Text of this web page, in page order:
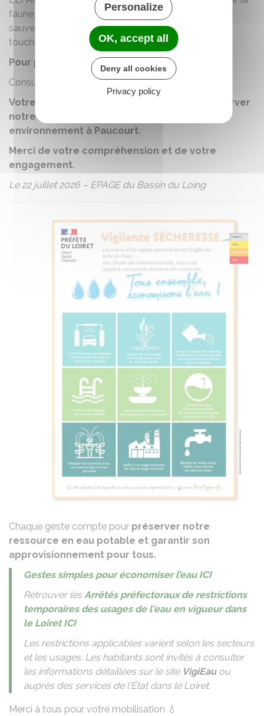
faune aquatique, notamment par des opérations de
sauvetage des poissons dans les secteurs les plus
touchés, dont le Puiseaux.
Pour plus d’informations
Consultez le site :
www.epageloing.fr
Votre mobilisation est essentielle pour préserver
notre ressource en eau et protéger notre
environnement à Paucourt.
Merci de votre compréhension et de votre
engagement.
Le 22 juillet 2026 – EPAGE du Bassin du Loing
Chaque geste compte pour préserver notre
ressource en eau potable et garantir son
approvisionnement pour tous.
Gestes simples pour économiser l’eau ICI
Retrouver les Arrêtés préfectoraux de restrictions
temporaires des usages de l'eau en vigueur dans
le Loiret ICI
Les restrictions applicables varient selon les secteurs
et les usages. Les habitants sont invités à consulter
les informations détaillées sur le site VigiEauou
auprès des services de l'État dans le Loiret.
Merci à tous pour votre mobilisation 💧
Personalize
OK, accept all
Deny all cookies
Privacy policy